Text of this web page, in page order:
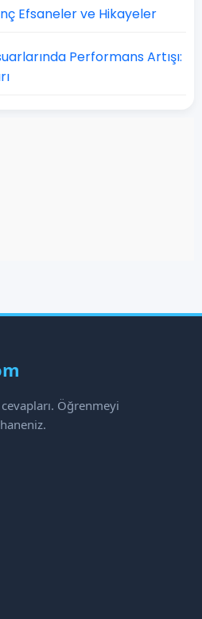
Efsaneler ve Hikayeler
Performans Artışı:
Öğrenmeyi